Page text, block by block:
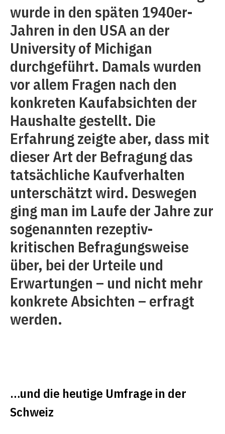
wurde in den späten 1940er-
Jahren in den USA an der
University of Michigan
durchgeführt. Damals wurden
vor allem Fragen nach den
konkreten Kaufabsichten der
Haushalte gestellt. Die
Erfahrung zeigte aber, dass mit
dieser Art der Befragung das
tatsächliche Kaufverhalten
unterschätzt wird. Deswegen
ging man im Laufe der Jahre zur
sogenannten rezeptiv-
kritischen Befragungsweise
über, bei der Urteile und
Erwartungen – und nicht mehr
konkrete Absichten – erfragt
werden.
…und die heutige Umfrage in der
Schweiz